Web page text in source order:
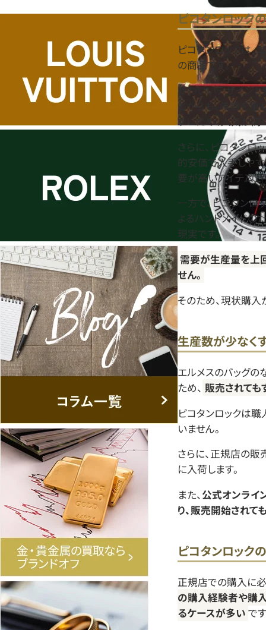
ピコタンロック
ピコタンロックは、
の商品です。
かわいいデザイン
とからも、年齢を
すいため、人気が高
さらに、ピコタンロ
的安価で入手しや
要が高いアイテムで
一方で、ピコタンロ
よるハンドメイドの
現実です。
需要が生産量を上
せん。
そのため、現状購入
生産数が少なく
エルメスのバッグ
ため、 販売されても
ピコタンロックは
いません。
さらに、正規店の
に入荷します。
また、公式オンライ
り、販売開始されて
ピコタンロック
正規店での購入に
の購入経験者や購
るケースが多い です